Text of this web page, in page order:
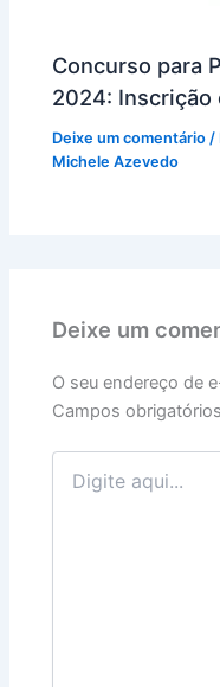
Concurso para
2024: Inscrição
Deixe um comentário /
Michele Azevedo
Deixe um
O seu endereço de
Campos
Digite
aqui...